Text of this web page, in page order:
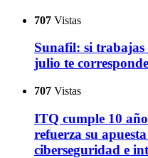
707 Vistas
Sunafil: si trabajas
julio te
707 Vistas
ITQ cumple 10
refuerza su
ciberseguridad e